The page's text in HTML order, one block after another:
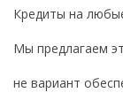
Нумизматика
Монеты
Монеты СССР
Кредиты на
Мы предлагаем
не вариант